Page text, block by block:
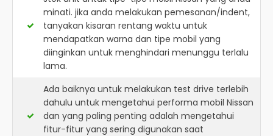
minati. jika anda melakukan pemesanan/indent,
tanyakan kisaran rentang waktu untuk
mendapatkan warna dan tipe mobil yang
diinginkan untuk menghindari menunggu terlalu
lama.
Ada baiknya untuk melakukan test drive terlebih
dahulu untuk mengetahui performa mobil Nissan
dan yang paling penting adalah mengetahui
fitur-fitur yang sering digunakan saat